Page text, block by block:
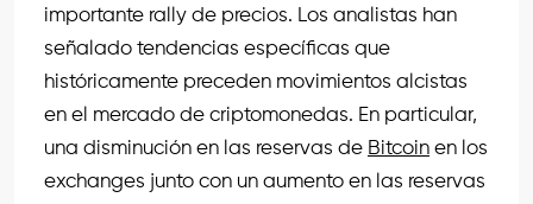
importante rally de precios. Los analistas han
señalado tendencias específicas que
históricamente preceden movimientos alcistas
en el mercado de criptomonedas. En particular,
una disminución en las reservas de Bitcoin en los
exchanges junto con un aumento en las reservas